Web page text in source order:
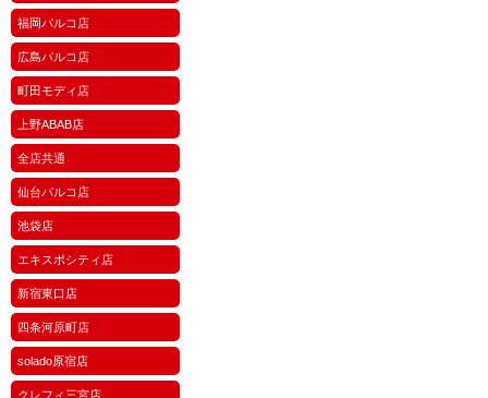
福岡パルコ店
広島パルコ店
町田モディ店
上野ABAB店
全店共通
仙台パルコ店
池袋店
エキスポシティ店
新宿東口店
四条河原町店
solado原宿店
クレフィ三宮店